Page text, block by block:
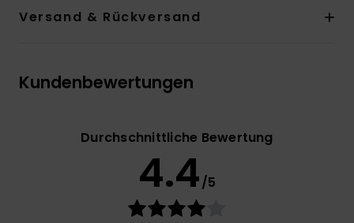
Versand & Rückversand
Kundenbewertungen
Durchschnittliche Bewertung
4.4/5